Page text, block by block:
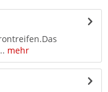
mehr